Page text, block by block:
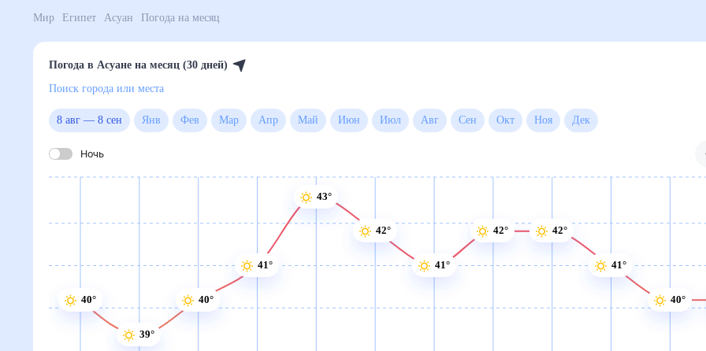
Мир Египет Асуан Погода на месяц
Погода в Асуане на месяц (30 дней)
Поиск города или места
8 авг— 8 сен Янв Фев Мар Апр Май Июн Июл Авг Сен Окт Ноя
Ночь
40°
39°
40°
41°
43°
42°
41°
42° 42°
41°
40°